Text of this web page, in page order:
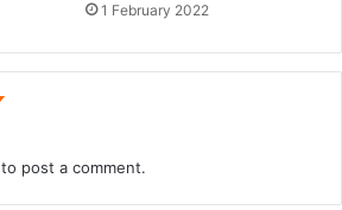
1 February 2022
to post a comment.